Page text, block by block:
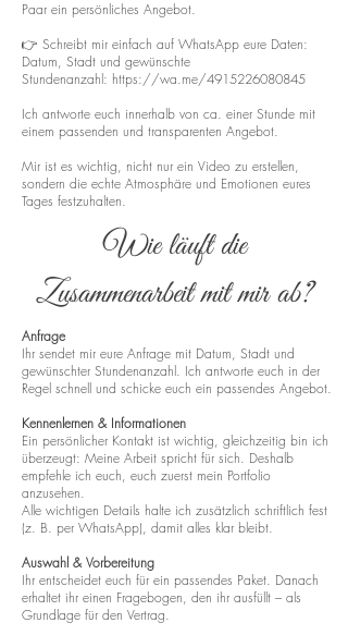
Paar ein persönliches Angebot.
👉 Schreibt mir einfach auf WhatsApp eure Daten:
Datum, Stadt und gewünschte
Stundenanzahl: https://wa.me/4915226080845
Ich antworte euch innerhalb von ca. einer Stunde mit
einem passenden und transparenten Angebot.
Mir ist es wichtig, nicht nur ein Video zu erstellen,
sondern die echte Atmosphäre und Emotionen eures
Tages festzuhalten.
Wie läuft die
Zusammenarbeit mit mir ab?
Anfrage
Ihr sendet mir eure Anfrage mit Datum, Stadt und
gewünschter Stundenanzahl. Ich antworte euch in der
Regel schnell und schicke euch ein passendes Angebot.
Kennenlernen & Informationen
Ein persönlicher Kontakt ist wichtig, gleichzeitig bin ich
überzeugt: Meine Arbeit spricht für sich. Deshalb
empfehle ich euch, euch zuerst mein Portfolio
anzusehen.
Alle wichtigen Details halte ich zusätzlich schriftlich fest
(z. B. per WhatsApp), damit alles klar bleibt.
Auswahl & Vorbereitung
Ihr entscheidet euch für ein passendes Paket. Danach
erhaltet ihr einen Fragebogen, den ihr ausfüllt – als
Grundlage für den Vertrag.